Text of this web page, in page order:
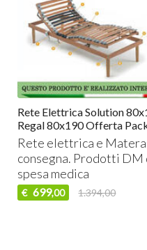
Rete Elettrica Solution
Regal 80x190 Offerta
Rete elettrica e
consegna. Prodotti
spesa medica
€ 699,00 1.394,00